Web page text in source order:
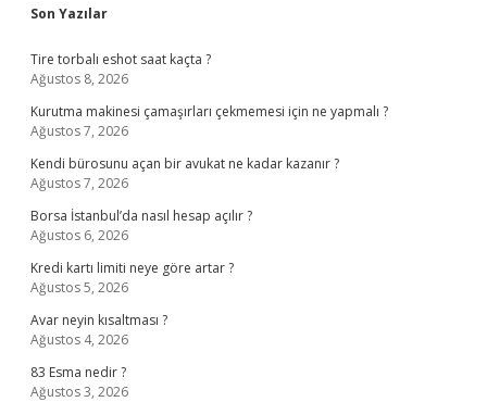
Sidebar
Son Yazılar
Tire torbalı eshot saat kaçta ?
Ağustos 8, 2026
Kurutma makinesi çamaşırları çekmemesi için ne yapmalı ?
Ağustos 7, 2026
Kendi bürosunu açan bir avukat ne kadar kazanır ?
Ağustos 7, 2026
Borsa İstanbul’da nasıl hesap açılır ?
Ağustos 6, 2026
Kredi kartı limiti neye göre artar ?
Ağustos 5, 2026
Avar neyin kısaltması ?
Ağustos 4, 2026
83 Esma nedir ?
Ağustos 3, 2026